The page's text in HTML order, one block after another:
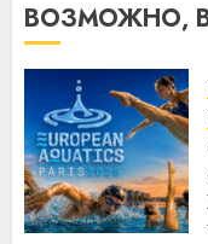
ВОЗМОЖНО,